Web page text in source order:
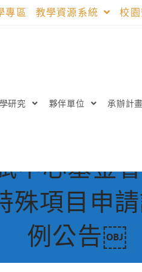
專區 教學資源系統 校
研究 夥伴單位 承辦計畫
中心基金
殊項目申
例公告￼